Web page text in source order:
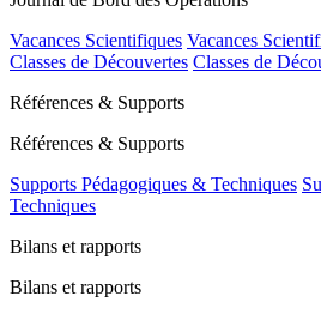
Vacances Scientifiques Vacances
Classes de Découvertes Classes de
Références & Supports
Références & Supports
Supports Pédagogiques & Techniques
Techniques
Bilans et rapports
Bilans et rapports